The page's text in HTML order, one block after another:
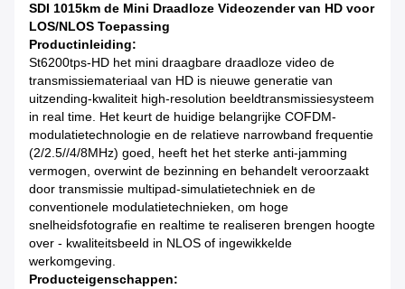
SDI 1015km de Mini Draadloze Videozender van HD voor
LOS/NLOS Toepassing
Productinleiding:
St6200tps-HD het mini draagbare draadloze video de
transmissiemateriaal van HD is nieuwe generatie van
uitzending-kwaliteit high-resolution beeldtransmissiesysteem
in real time. Het keurt de huidige belangrijke COFDM-
modulatietechnologie en de relatieve narrowband frequentie
(2/2.5//4/8MHz) goed, heeft het het sterke anti-jamming
vermogen, overwint de bezinning en behandelt veroorzaakt
door transmissie multipad-simulatietechniek en de
conventionele modulatietechnieken, om hoge
snelheidsfotografie en realtime te realiseren brengen hoogte
over - kwaliteitsbeeld in NLOS of ingewikkelde
werkomgeving.
Producteigenschappen: